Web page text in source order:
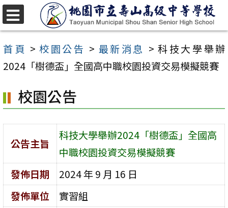
跳
至
主
要
容
區
首頁 >校園公告 > 最新消息 >科技大學舉辦
2024「樹德盃」全國高中職校園投資交易模擬競賽
校園公告
公告主旨
科技大學舉辦2024「樹德盃」全國高
中職校園投資交易模擬競賽
發佈日期
2024 年 9 月 16 日
發佈單位
實習組
選
單